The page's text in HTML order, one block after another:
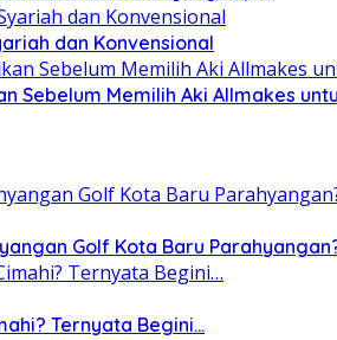
dan Konvensional
Sebelum Memilih Aki Allmakes
Golf Kota Baru
Ternyata Begini…